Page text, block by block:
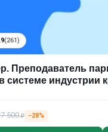
(261)
Преподаватель
системе индустрии
500₽ −28%